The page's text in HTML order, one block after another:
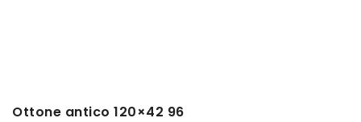
Ottone antico 120×42 96